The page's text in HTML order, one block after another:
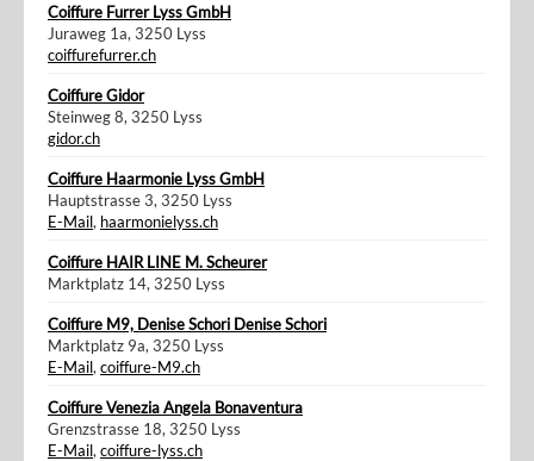
Coiffure Furrer Lyss GmbH
Juraweg 1a, 3250 Lyss
coiffurefurrer.ch
Coiffure Gidor
Steinweg 8, 3250 Lyss
gidor.ch
Coiffure Haarmonie Lyss GmbH
Hauptstrasse 3, 3250 Lyss
E-Mail, haarmonielyss.ch
Coiffure HAIR LINE M. Scheurer
Marktplatz 14, 3250 Lyss
Coiffure M9, Denise Schori Denise Schori
Marktplatz 9a, 3250 Lyss
E-Mail, coiffure-M9.ch
Coiffure Venezia Angela Bonaventura
Grenzstrasse 18, 3250 Lyss
E-Mail, coiffure-lyss.ch